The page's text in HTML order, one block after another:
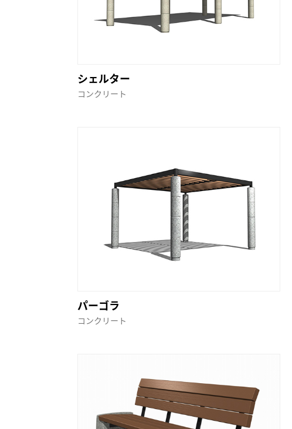
シェルター
コンクリート
パーゴラ
コンクリート